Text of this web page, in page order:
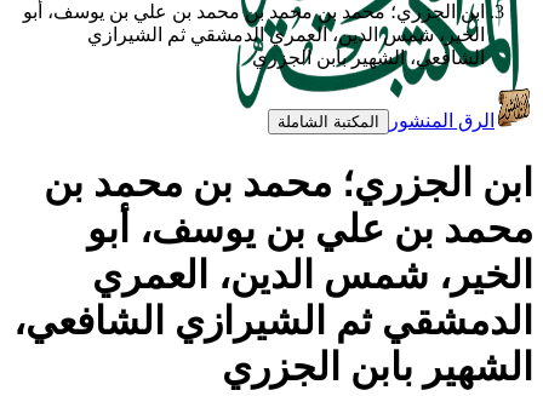
ابن الجزري؛ محمد بن محمد بن محمد بن علي بن يوسف، أبو
الخير، شمس الدين، العمري الدمشقي ثم الشيرازي
الشافعي، الشهير بابن الجزري
الرق المنشور المكتبة الشاملة
ابن الجزري؛ محمد بن محمد بن
محمد بن علي بن يوسف، أبو
الخير، شمس الدين، العمري
الدمشقي ثم الشيرازي الشافعي،
الشهير بابن الجزري